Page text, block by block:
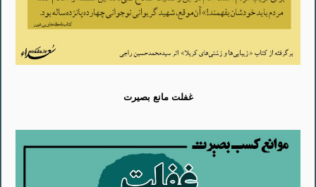
غفلت مانع بصیرت